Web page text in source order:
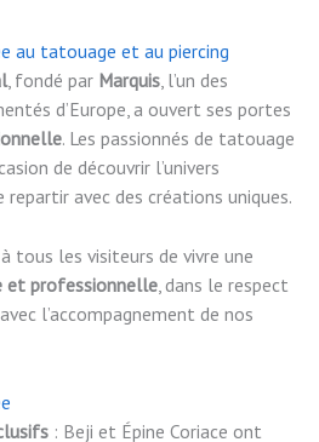
au tatouage et au piercing
, fondé par Marquis, l’un des
d’Europe, a ouvert ses portes
. Les passionnés de tatouage
de découvrir l’univers
avec des créations uniques.
tous les visiteurs de vivre une
et professionnelle , dans le respect
l’accompagnement de nos
: Beji et Épine Coriace ont